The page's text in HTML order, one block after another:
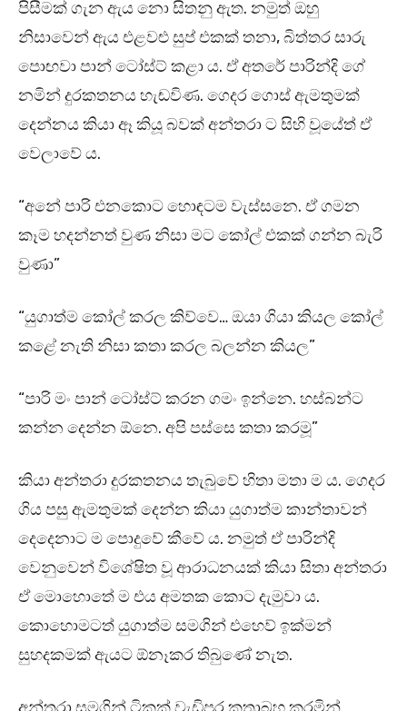
පිසීමක් ගැන ඇය නො සිතනු ඇත. නමුත් ඔහු
නිසාවෙන් ඇය එළවළු සුප් එකක් තනා, බිත්තර සාරු
පොඟවා පාන් ටෝස්ට් කළා ය. ඒ අතරේ පාරින්දි ගේ
නමින් දුරකතනය හැඬවිණ. ගෙදර ගොස් ඇමතුමක්
දෙන්නය කියා ඈ කියූ බවක් අන්තරා ට සිහි වූයේත් ඒ
වෙලාවේ ය.
“අනේ පාරි එනකොට හොඳටම වැස්සනෙ. ඒ ගමන
කෑම හදන්නත් වුණ නිසා මට කෝල් එකක් ගන්න බැරි
වුණා”
“යුගාත්ම කෝල් කරල කිව්වෙ… ඔයා ගියා කියල කෝල්
කළේ නැති නිසා කතා කරල බලන්න කියල”
“පාරි මං පාන් ටෝස්ට් කරන ගමං ඉන්නෙ. හස්බන්ට
කන්න දෙන්න ඕනෙ. අපි පස්සෙ කතා කරමූ”
කියා අන්තරා දුරකතනය තැබුවේ හිතා මතා ම ය. ගෙදර
ගිය පසු ඇමතුමක් දෙන්න කියා යුගාත්ම කාන්තාවන්
දෙදෙනාට ම පොදුවේ කීවේ ය. නමුත් ඒ පාරින්දි
වෙනුවෙන් විශේෂිත වූ ආරාධනයක් කියා සිතා අන්තරා
ඒ මොහොතේ ම එය අමතක කොට දැමුවා ය.
කොහොමටත් යුගාත්ම සමගින් එහෙව් ඉක්මන්
සුහදකමක් ඇයට ඕනෑකර තිබුණේ නැත.